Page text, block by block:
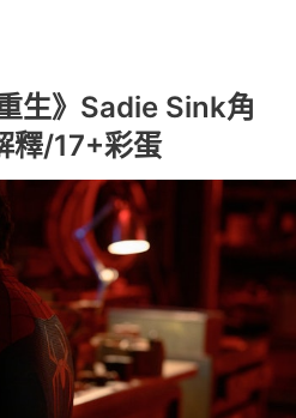
生》Sadie Sink角
釋/17+彩蛋